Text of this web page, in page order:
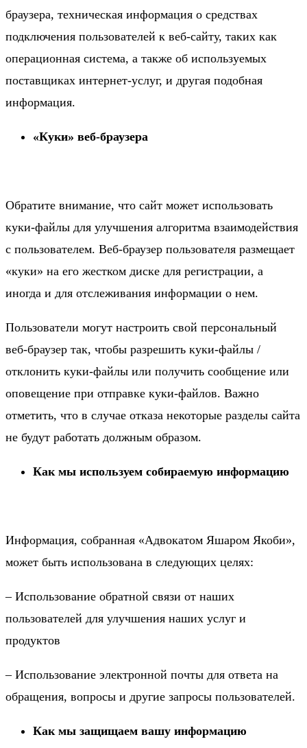
браузера, техническая информация о средствах
подключения пользователей к веб-сайту, таких как
операционная система, а также об используемых
поставщиках интернет-услуг, и другая подобная
информация.
«Куки» веб-браузера
Обратите внимание, что сайт может использовать
куки-файлы для улучшения алгоритма взаимодействия
с пользователем. Веб-браузер пользователя размещает
«куки» на его жестком диске для регистрации, а
иногда и для отслеживания информации о нем.
Пользователи могут настроить свой персональный
веб-браузер так, чтобы разрешить куки-файлы /
отклонить куки-файлы или получить сообщение или
оповещение при отправке куки-файлов. Важно
отметить, что в случае отказа некоторые разделы сайта
не будут работать должным образом.
Как мы используем собираемую информацию
Информация, собранная «Адвокатом Яшаром Якоби»,
может быть использована в следующих целях:
– Использование обратной связи от наших
пользователей для улучшения наших услуг и
продуктов
– Использование электронной почты для ответа на
обращения, вопросы и другие запросы пользователей.
Как мы защищаем вашу информацию